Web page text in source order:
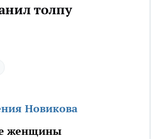
толпу
Новикова
женщины